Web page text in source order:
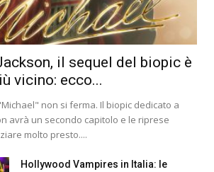
il sequel del biopic è
vicino: ecco...
non si ferma. Il biopic dedicato a
avrà un secondo capitolo e le riprese
molto presto....
Hollywood Vampires in Italia: le